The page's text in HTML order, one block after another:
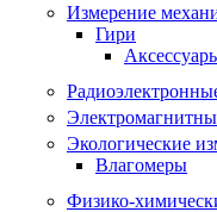
Измерение
Гири
Экологические
Влагомеры
Физико-